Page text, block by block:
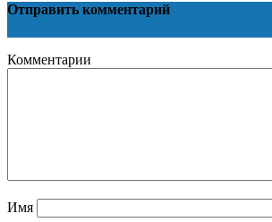
Отправить комментарий
Комментарии
Имя